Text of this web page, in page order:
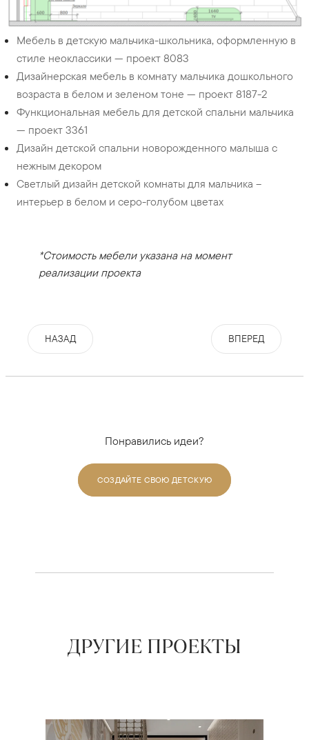
Мебель в детскую мальчика-школьника, оформленную в
стиле неоклассики — проект 8083
Дизайнерская мебель в комнату мальчика дошкольного
возраста в белом и зеленом тоне — проект 8187-2
Функциональная мебель для детской спальни мальчика
— проект 3361
Дизайн детской спальни новорожденного малыша с
нежным декором
Светлый дизайн детской комнаты для мальчика –
интерьер в белом и серо-голубом цветах
*Стоимость мебели указана на момент
реализации проекта
НАЗАД ВПЕРЕД
Понравились идеи?
СОЗДАЙТЕ СВОЮ ДЕТСКУЮ
ДРУГИЕ ПРОЕКТЫ